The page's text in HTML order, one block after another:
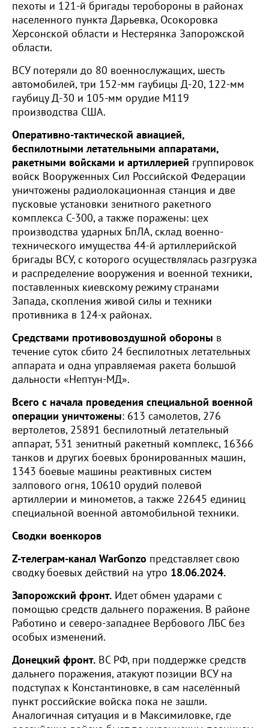
пехоты и 121-й бригады теробороны в районах
населенного пункта Дарьевка, Осокоровка
Херсонской области и Нестерянка Запорожской
области.
ВСУ потеряли до 80 военнослужащих, шесть
автомобилей, три 152-мм гаубицы Д-20, 122-мм
гаубицу Д-30 и 105-мм орудие М119
производства США.
Оперативно-тактической авиацией,
беспилотными летательными аппаратами,
ракетными войсками и артиллерией группировок
войск Вооруженных Сил Российской Федерации
уничтожены радиолокационная станция и две
пусковые установки зенитного ракетного
комплекса С-300, а также поражены: цех
производства ударных БпЛА, склад военно-
технического имущества 44-й артиллерийской
бригады ВСУ, с которого осуществлялась разгрузка
и распределение вооружения и военной техники,
поставленных киевскому режиму странами
Запада, скопления живой силы и техники
противника в 124-х районах.
Средствами противовоздушной обороны в
течение суток сбито 24 беспилотных летательных
аппарата и одна управляемая ракета большой
дальности «Нептун-МД».
Всего с начала проведения специальной военной
операции уничтожены: 613 самолетов, 276
вертолетов, 25891 беспилотный летательный
аппарат, 531 зенитный ракетный комплекс, 16366
танков и других боевых бронированных машин,
1343 боевые машины реактивных систем
залпового огня, 10610 орудий полевой
артиллерии и минометов, а также 22645 единиц
специальной военной автомобильной техники.
Сводки военкоров
Z-телеграм-канал WarGonzo представляет свою
сводку боевых действий на утро 18.06.2024.
Запорожский фронт. Идет обмен ударами с
помощью средств дальнего поражения. В районе
Работино и северо-западнее Вербового ЛБС без
особых изменений.
Донецкий фронт. ВС РФ, при поддержке средств
дальнего поражения, атакуют позиции ВСУ на
подступах к Константиновке, в сам населённый
пункт российские войска пока не зашли.
Аналогичная ситуация и в Максимиловке, где